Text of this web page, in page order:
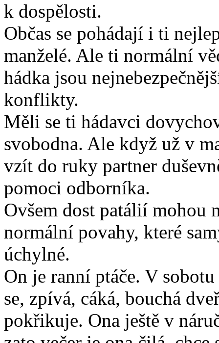
k dospělosti.
Občas se pohádají i ti
manželé. Ale ti normální
hádka jsou
konflikty.
Měli se ti hádavci
svobodna. Ale když už v
vzít do ruky partner
pomoci odborníka.
Ovšem dost patálií mohou
normální povahy, které
úchylné.
On je ranní ptáče. V
se, zpívá, cáká, bouchá
pokřikuje. Ona ještě v